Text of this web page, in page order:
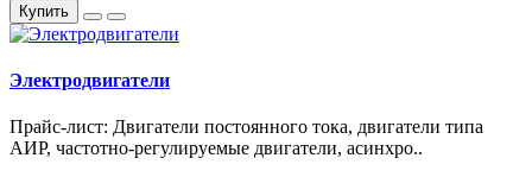
Купить
Электродвигатели
Прайс-лист: Двигатели постоянного тока, двигатели типа
АИР, частотно-регулируемые двигатели, асинхро..